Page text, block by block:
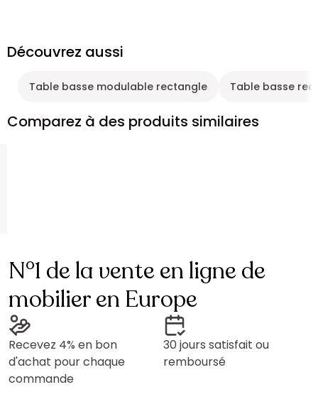
Découvrez aussi
Table basse modulable rectangle Table basse
Comparez à des produits similaires
N°1 de la vente en ligne de
mobilier en Europe
Recevez 4% en bon
d'achat pour chaque
commande
30 jours satisfait ou
remboursé